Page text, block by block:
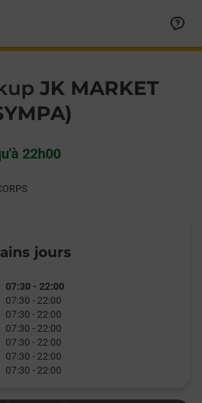
JK MARKET
22h00
jours
07:30 - 22:00
07:30 - 22:00
07:30 - 22:00
07:30 - 22:00
07:30 - 22:00
07:30 - 22:00
07:30 - 22:00